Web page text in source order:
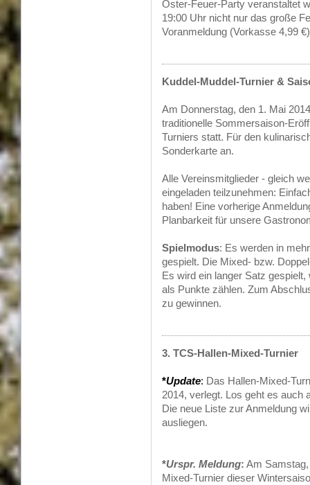
Oster-Feuer-Party veranstaltet
19:00 Uhr nicht nur das große
Voranmeldung (Vorkasse 4,99
Kuddel-Muddel-Turnier &
Am Donnerstag, den 1. Mai
traditionelle Sommersaison-
Turniers statt. Für den
Sonderkarte an.
Alle Vereinsmitglieder - gleich
eingeladen teilzunehmen:
haben! Eine vorherige
Planbarkeit für unsere
Spielmodus: Es werden in
gespielt. Die Mixed- bzw.
Es wird ein langer Satz
als Punkte zählen. Zum
zu gewinnen.
3. TCS-Hallen-Mixed-Turnier
*Update: Das Hallen-Mixed-
2014, verlegt. Los geht es auch
Die neue Liste zur Anmeldung
ausliegen.
*Urspr. Meldung: Am
Mixed-Turnier dieser